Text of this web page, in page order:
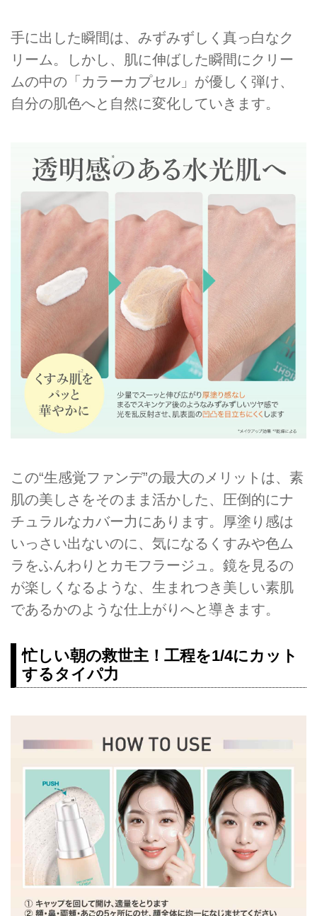
手に出した瞬間は、みずみずしく真っ白なク
リーム。しかし、肌に伸ばした瞬間にクリー
ムの中の「カラーカプセル」が優しく弾け、
自分の肌色へと自然に変化していきます。
この“生感覚ファンデ”の最大のメリットは、素
肌の美しさをそのまま活かした、圧倒的にナ
チュラルなカバー力にあります。厚塗り感は
いっさい出ないのに、気になるくすみや色ム
ラをふんわりとカモフラージュ。鏡を見るの
が楽しくなるような、生まれつき美しい素肌
であるかのような仕上がりへと導きます。
忙しい朝の救世主！工程を1/4にカット
するタイパ力